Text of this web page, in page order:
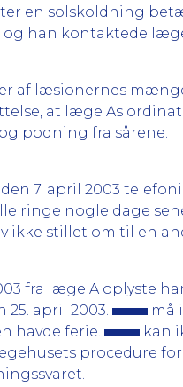
en solskoldning
han kontaktede
af læsionernes
at læge As
podning fra sårene.
den 7. april 2003
ringe nogle dage
ikke stillet om til en
fra læge A oplyste
april 2003.
må
havde ferie.
kan
procedure